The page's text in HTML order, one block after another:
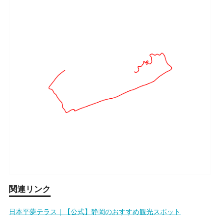
関連リンク
日本平夢テラス｜【公式】静岡のおすすめ観光スポット